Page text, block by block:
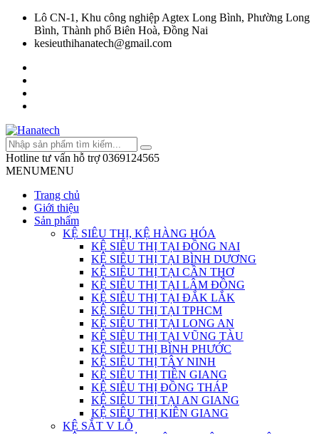
Lô CN-1, Khu công nghiệp Agtex Long Bình, Phường Long
Bình, Thành phố Biên Hoà, Đồng Nai
kesieuthihanatech@gmail.com
Hotline tư vấn hỗ trợ 0369124565
MENUMENU
Trang chủ
Giới thiệu
Sản phẩm
KỆ SIÊU THỊ, KỆ HÀNG HÓA
KỆ SIÊU THỊ TẠI ĐỒNG NAI
KỆ SIÊU THỊ TẠI BÌNH DƯƠNG
KỆ SIÊU THỊ TẠI CẦN THƠ
KỆ SIÊU THỊ TẠI LÂM ĐỒNG
KỆ SIÊU THỊ TẠI ĐẮK LẮK
KỆ SIÊU THỊ TẠI TPHCM
KỆ SIÊU THỊ TẠI LONG AN
KỆ SIÊU THỊ TẠI VŨNG TÀU
KỆ SIÊU THỊ BÌNH PHƯỚC
KỆ SIÊU THỊ TÂY NINH
KỆ SIÊU THỊ TIỀN GIANG
KỆ SIÊU THỊ ĐỒNG THÁP
KỆ SIÊU THỊ TẠI AN GIANG
KỆ SIÊU THỊ KIÊN GIANG
KỆ SẮT V LỖ